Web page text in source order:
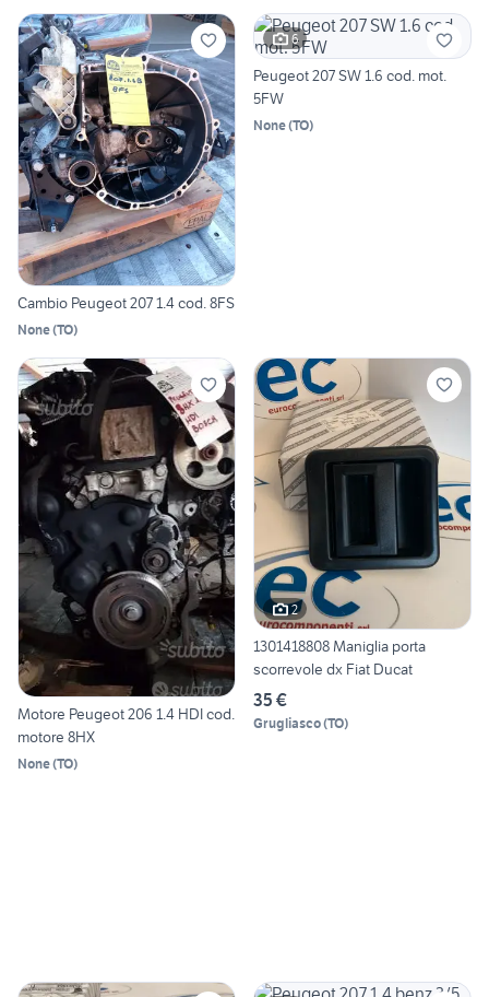
Cambio Peugeot 207 1.4 cod. 8FS
None(TO)
6
Peugeot 207 SW 1.6 cod. mot.
5FW
None(TO)
Motore Peugeot 206 1.4 HDI cod.
motore 8HX
None(TO)
2
1301418808 Maniglia porta
scorrevole dx Fiat Ducat
35 €
Grugliasco(TO)